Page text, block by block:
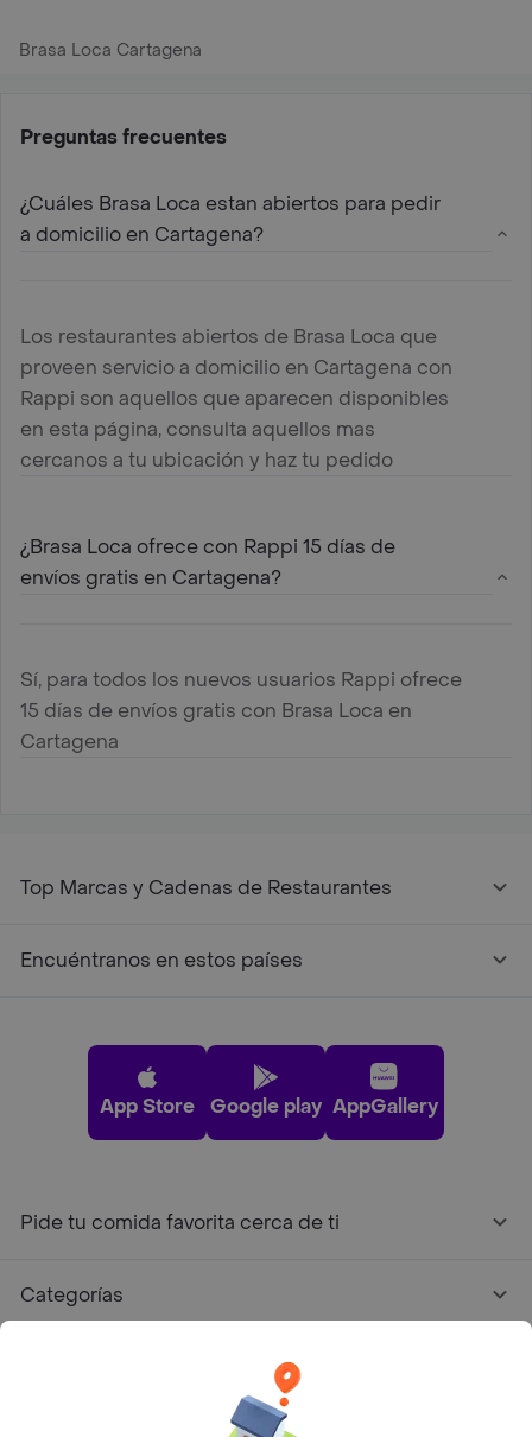
Brasa Loca Cartagena
Preguntas frecuentes
¿Cuáles Brasa Loca estan abiertos para pedir
a domicilio en Cartagena?
Los restaurantes abiertos de Brasa Loca que
proveen servicio a domicilio en Cartagena con
Rappi son aquellos que aparecen disponibles
en esta página, consulta aquellos mas
cercanos a tu ubicación y haz tu pedido
¿Brasa Loca ofrece con Rappi 15 días de
envíos gratis en Cartagena?
Sí, para todos los nuevos usuarios Rappi ofrece
15 días de envíos gratis con Brasa Loca en
Cartagena
Top Marcas y Cadenas de Restaurantes
Encuéntranos en estos países
App Store Google play AppGallery
Pide tu comida favorita cerca de ti
Categorías